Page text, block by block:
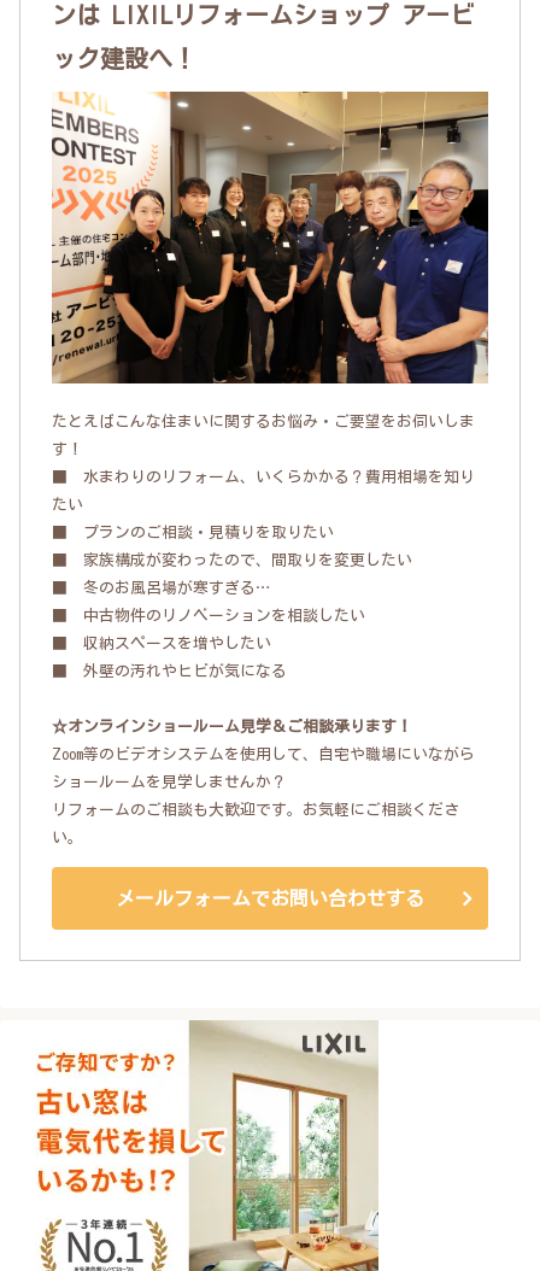
ンは LIXILリフォームショップ アービ
ック建設へ！
たとえばこんな住まいに関するお悩み・ご要望をお伺いしま
す！
■ 水まわりのリフォーム、いくらかかる？費用相場を知り
たい
■ プランのご相談・見積りを取りたい
■ 家族構成が変わったので、間取りを変更したい
■ 冬のお風呂場が寒すぎる…
■ 中古物件のリノベーションを相談したい
■ 収納スペースを増やしたい
■ 外壁の汚れやヒビが気になる
☆オンラインショールーム見学＆ご相談承ります！
Zoom等のビデオシステムを使用して、自宅や職場にいながら
ショールームを見学しませんか？
リフォームのご相談も大歓迎です。お気軽にご相談くださ
い。
メールフォームでお問い合わせする